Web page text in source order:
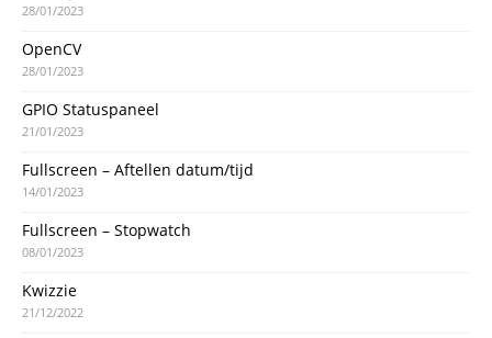
28/01/2023
OpenCV
28/01/2023
GPIO Statuspaneel
21/01/2023
Fullscreen – Aftellen datum/tijd
14/01/2023
Fullscreen – Stopwatch
08/01/2023
Kwizzie
21/12/2022